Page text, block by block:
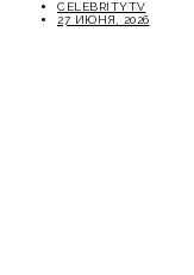
CELEBRITYTV
27 ИЮНЯ, 2026